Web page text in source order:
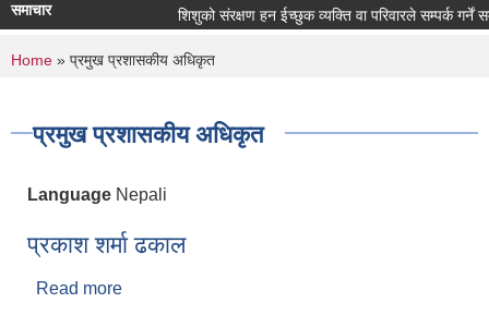
समाचार शिशुको संरक्षण हन ईच्छुक व्यक्ति वा परिवारले सम्पर्क गर्नें
You are here
Home » प्रमुख प्रशासकीय अधिकृत
प्रमुख प्रशासकीय अधिकृत
Language Nepali
प्रकाश शर्मा ढकाल
Read more